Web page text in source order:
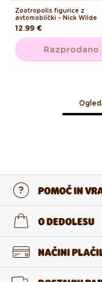
Zootropolis figurice z
avtomobilčki – Nick Wilde
Redna
cena
12.99 €
Razprodano
POMOČ IN
Stopi v stik z nami
Vračilo in
O DEDOLESU
O nas NAČINI